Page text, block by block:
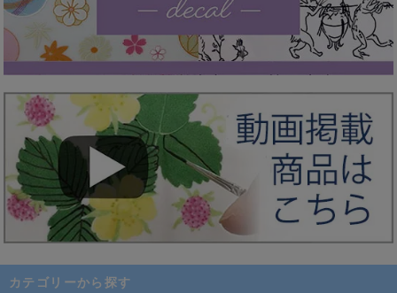
カテゴリーから探す